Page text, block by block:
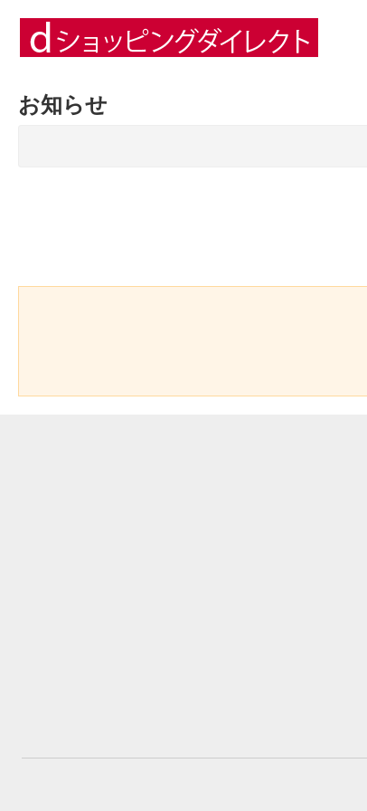
お知らせ